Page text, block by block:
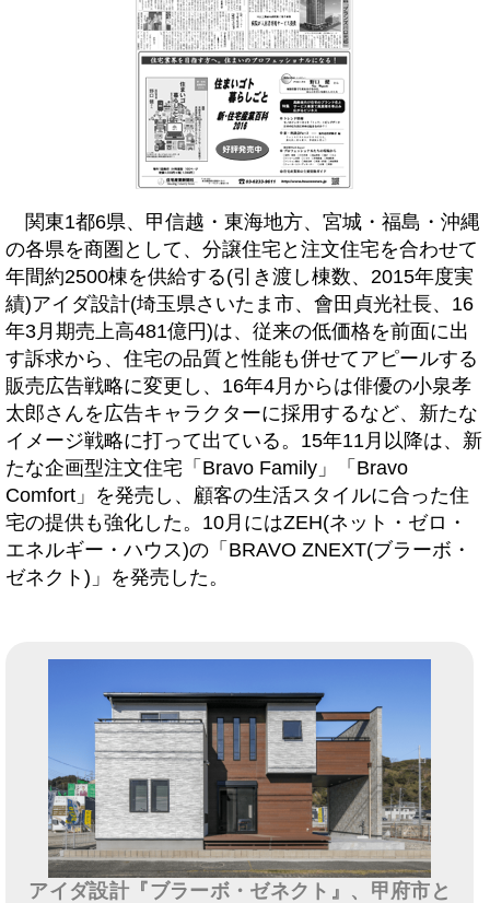
関東1都6県、甲信越・東海地方、宮城・福島・沖縄
の各県を商圏として、分譲住宅と注文住宅を合わせて
年間約2500棟を供給する(引き渡し棟数、2015年度実
績)アイダ設計(埼玉県さいたま市、會田貞光社長、16
年3月期売上高481億円)は、従来の低価格を前面に出
す訴求から、住宅の品質と性能も併せてアピールする
販売広告戦略に変更し、16年4月からは俳優の小泉孝
太郎さんを広告キャラクターに採用するなど、新たな
イメージ戦略に打って出ている。15年11月以降は、新
たな企画型注文住宅「Bravo Family」「Bravo
Comfort」を発売し、顧客の生活スタイルに合った住
宅の提供も強化した。10月にはZEH(ネット・ゼロ・
エネルギー・ハウス)の「BRAVO ZNEXT(ブラーボ・
ゼネクト)」を発売した。
アイダ設計『ブラーボ・ゼネクト』、甲府市と